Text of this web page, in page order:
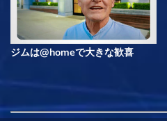
ジムは@homeで大きな歓喜